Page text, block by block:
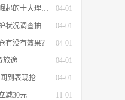
04-01
的十大理由！
04-01
况调查抽红包
04-01
有没有效果？
04-01
旅途
04-01
属经历了什么？
11-01
减30元